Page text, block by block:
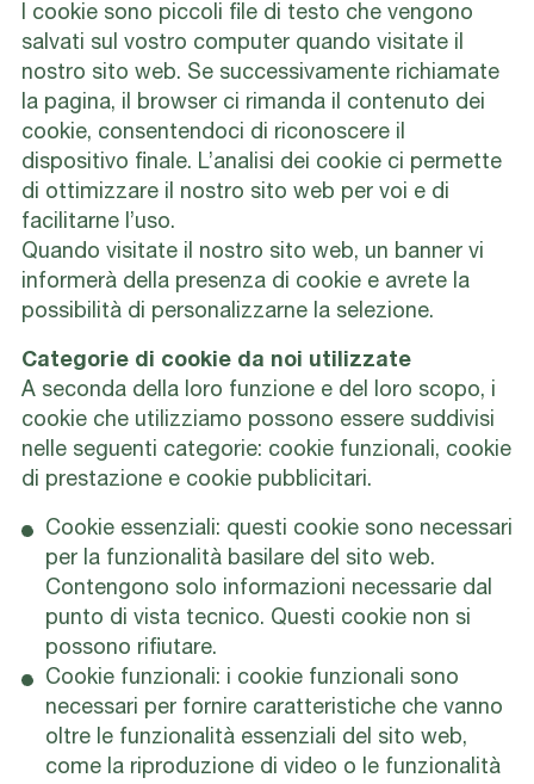
I cookie sono piccoli file di testo che vengono
salvati sul vostro computer quando visitate il
nostro sito web. Se successivamente richiamate
la pagina, il browser ci rimanda il contenuto dei
cookie, consentendoci di riconoscere il
dispositivo finale. L’analisi dei cookie ci permette
di ottimizzare il nostro sito web per voi e di
facilitarne l’uso.
Quando visitate il nostro sito web, un banner vi
informerà della presenza di cookie e avrete la
possibilità di personalizzarne la selezione.
Categorie di cookie da noi utilizzate
A seconda della loro funzione e del loro scopo, i
cookie che utilizziamo possono essere suddivisi
nelle seguenti categorie: cookie funzionali, cookie
di prestazione e cookie pubblicitari.
Cookie essenziali: questi cookie sono necessari
per la funzionalità basilare del sito web.
Contengono solo informazioni necessarie dal
punto di vista tecnico. Questi cookie non si
possono rifiutare.
Cookie funzionali: i cookie funzionali sono
necessari per fornire caratteristiche che vanno
oltre le funzionalità essenziali del sito web,
come la riproduzione di video o le funzionalità